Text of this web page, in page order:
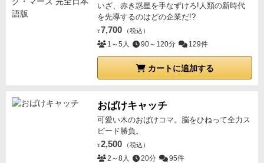
いざ、赤き惑星を手なずけろ!人類の新時代
を先導するのはどの企業だ!?
¥ 7,700 （税込）
1～5人 90～120分 129件
カートに追加する
おばけキャッチ
可愛い木のおばけコマ。脳をひねって全力ス
ピード勝負。
¥ 2,500 （税込）
2～8人 20分 95件